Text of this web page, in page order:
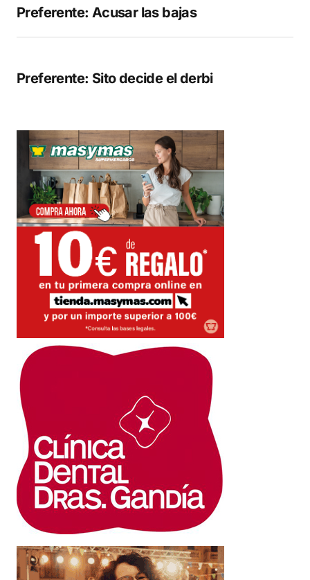
Preferente: Acusar las bajas
Preferente: Sito decide el derbi